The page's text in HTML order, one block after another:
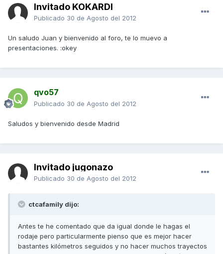
Invitado KOKARDI
Publicado 30 de Agosto del 2012
Un saludo Juan y bienvenido al foro, te lo muevo a
presentaciones. :okey
qvo57
Publicado 30 de Agosto del 2012
Saludos y bienvenido desde Madrid
Invitado jugonazo
Publicado 30 de Agosto del 2012
ctcafamily dijo:
Antes te he comentado que da igual donde le hagas el
rodaje pero particularmente pienso que es mejor hacer
bastantes kilómetros seguidos y no hacer muchos trayectos